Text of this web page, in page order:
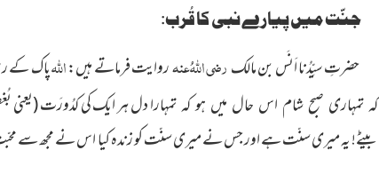
جنّت میں پیارے نبی کا قُرب:
حضرتِ سیِّدُنا اَنَس بن مالکرضی اللہُ عنہروایت فرماتے ہیں:اللہپاک کے
کہ تمہاری صبح شام اس حال میں ہو کہ تمہارادل ہر ایک کی کدُورَت (یعنی
بیٹے! یہ میری سنّت ہے اور جس نے میری سنّت کو زندہ کیا اس نے مجھ سے